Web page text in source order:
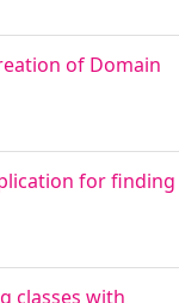
of Domain
for finding
classes with